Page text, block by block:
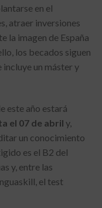
en el
atraer inversiones
la imagen de España
los becados siguen
un máster y
este año estará
el 07 de abril y,
un conocimiento
es el B2 del
y, entre las
el test